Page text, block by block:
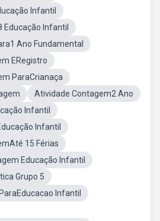
Infantil
Infantil
Ano Fundamental
ERegistro
ParaCrianaça
Atividade Contagem2 Ano
Infantil
Infantil
15 Férias
Educação Infantil
Grupo 5
Infantil